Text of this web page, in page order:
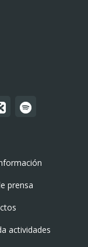
prensa
actividades